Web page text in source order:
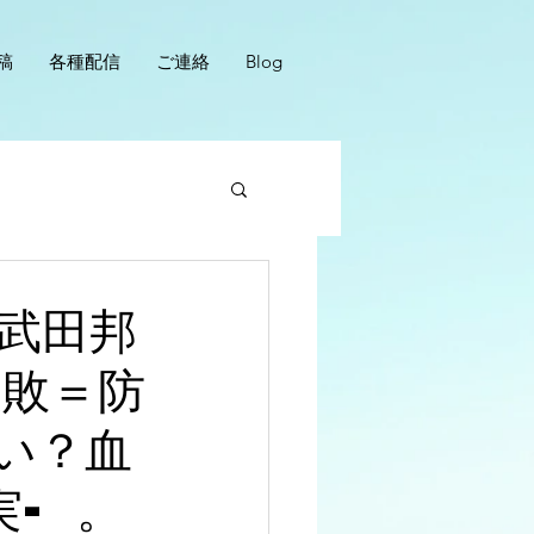
各種配信 ご連絡 Blog
田邦
＝防
？血
。